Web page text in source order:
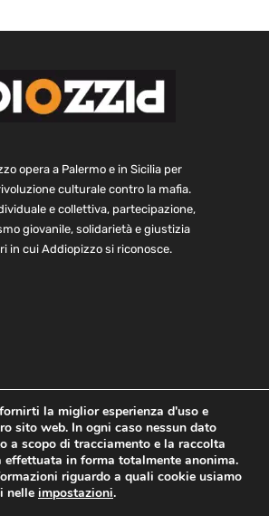
opera a Palermo e in Sicilia per
culturale contro la mafia.
e collettiva, partecipazione,
giovanile, solidarietà e giustizia
in cui Addiopizzo si riconosce.
e bilancio
Contatti
Child Protection Policy
la miglior esperienza d'uso e
sito web. In ogni caso nessun dato
a scopo di tracciamento e la raccolta
effettuata in forma totalmente anonima.
riguardo a quali cookie usiamo
nelle impostazioni.